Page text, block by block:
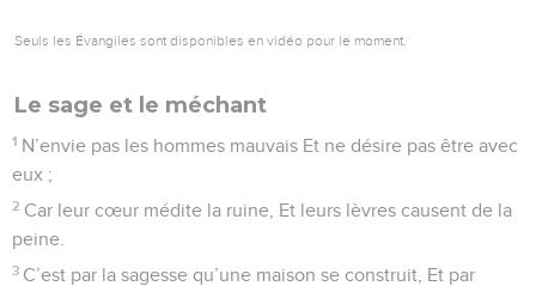
Seuls les Évangiles sont disponibles en vidéo pour le moment.
Le sage et le méchant
1 N’envie pas les hommes mauvais Et ne désire pas être avec
eux ;
2 Car leur cœur médite la ruine, Et leurs lèvres causent de la
peine.
3 C’est par la sagesse qu’une maison se construit, Et par